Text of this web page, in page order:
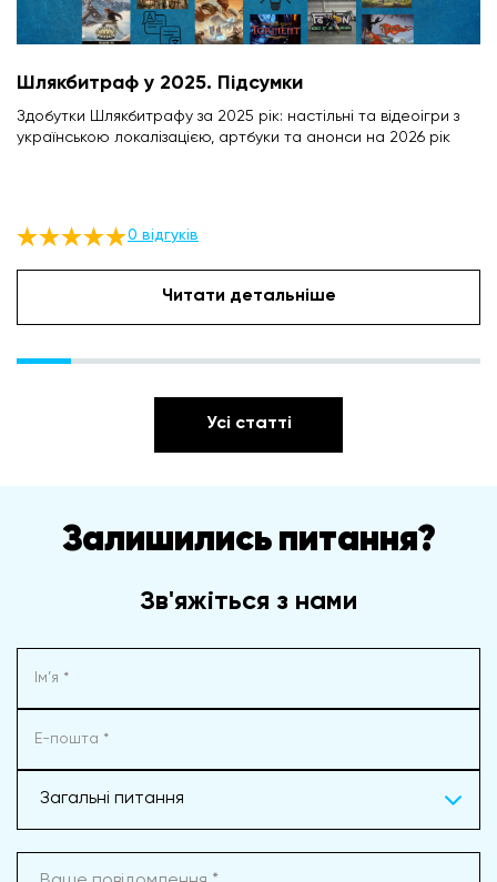
Шлякбитраф у 2025. Підсумки
Здобутки Шлякбитрафу за 2025 рік: настільні та відеоігри з
українською локалізацією, артбуки та анонси на 2026 рік
0 відгуків
Читати детальніше
Усі статті
Залишились питання?
Зв'яжіться з нами
Загальні питання